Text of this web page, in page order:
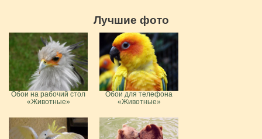
Лучшие фото
Обои на рабочий стол
«Животные»
Обои для телефона
«Животные»